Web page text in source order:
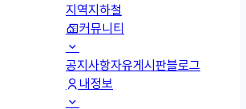
지역지하철
커뮤니티
공지사항자유게시판블로그
내정보